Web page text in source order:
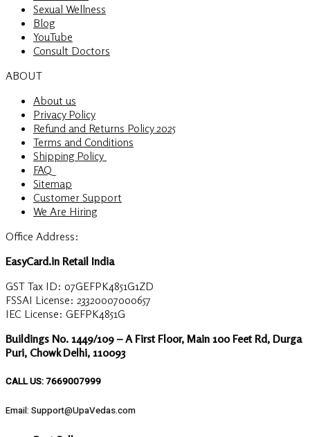
Sexual Wellness
Blog
YouTube
Consult Doctors
ABOUT
About us
Privacy Policy
Refund and Returns Policy 2025
Terms and Conditions
Shipping Policy
FAQ
Sitemap
Customer Support
We Are Hiring
Office Address:
EasyCard.in Retail India
GST Tax ID: 07GEFPK4851G1ZD
FSSAI License: 23320007000657
IEC License: GEFPK4851G
Buildings No. 1449/109 – A First Floor, Main 100 Feet Rd, Durga
Puri, Chowk Delhi, 110093
CALL US: 7669007999
Email: Support@UpaVedas.com